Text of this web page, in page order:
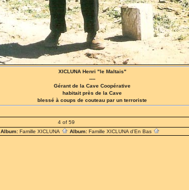
XICLUNA Henri "le Maltais"
----
Gérant de la Cave Coopérative
habitait près de la Cave
blessé à coups de couteau par un terroriste
4 of 59
Album: Famille XICLUNA Album: Famille XICLUNA d'En Bas